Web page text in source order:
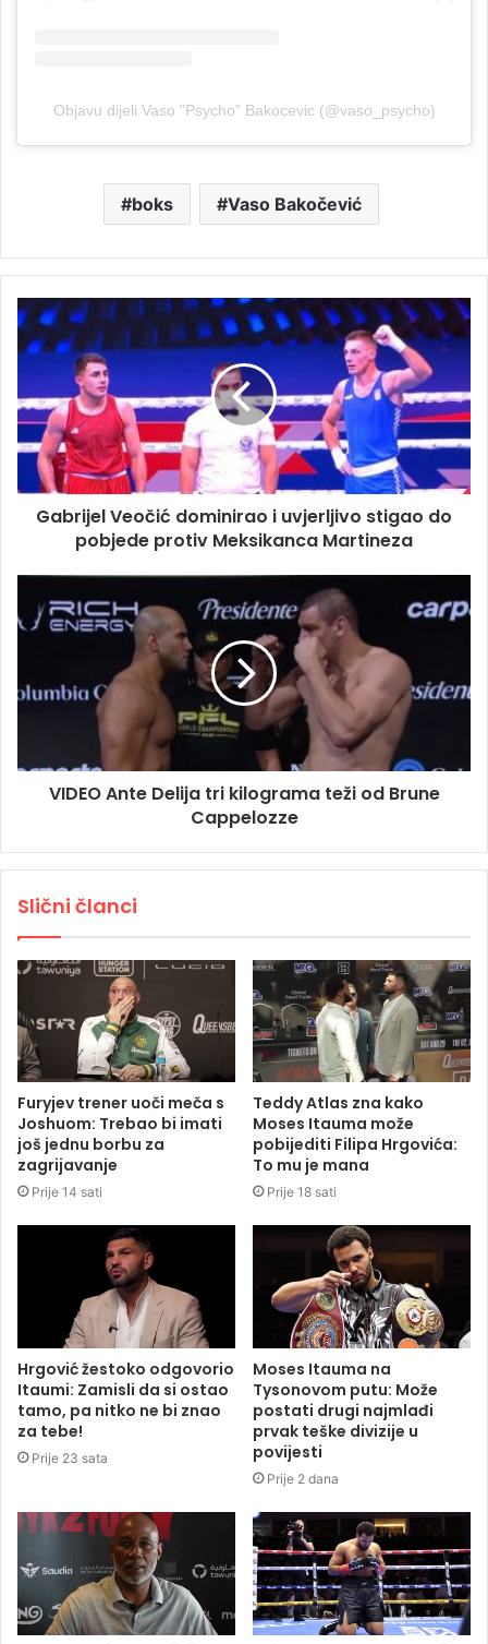
Objavu dijeli Vaso "Psycho" Bakocevic (@vaso_psycho)
boks Vaso Bakočević
Gabrijel Veočić dominirao i uvjerljivo stigao do
pobjede protiv Meksikanca Martineza
VIDEO Ante Delija tri kilograma teži od Brune
Cappelozze
Slični članci
Furyjev trener uoči meča s
Joshuom: Trebao bi imati
još jednu borbu za
zagrijavanje
Prije 14 sati
Teddy Atlas zna kako
Moses Itauma može
pobijediti Filipa Hrgovića:
To mu je mana
Prije 18 sati
Hrgović žestoko odgovorio
Itaumi: Zamisli da si ostao
tamo, pa nitko ne bi znao
za tebe!
Prije 23 sata
Moses Itauma na
Tysonovom putu: Može
postati drugi najmlađi
prvak teške divizije u
povijesti
Prije 2 dana